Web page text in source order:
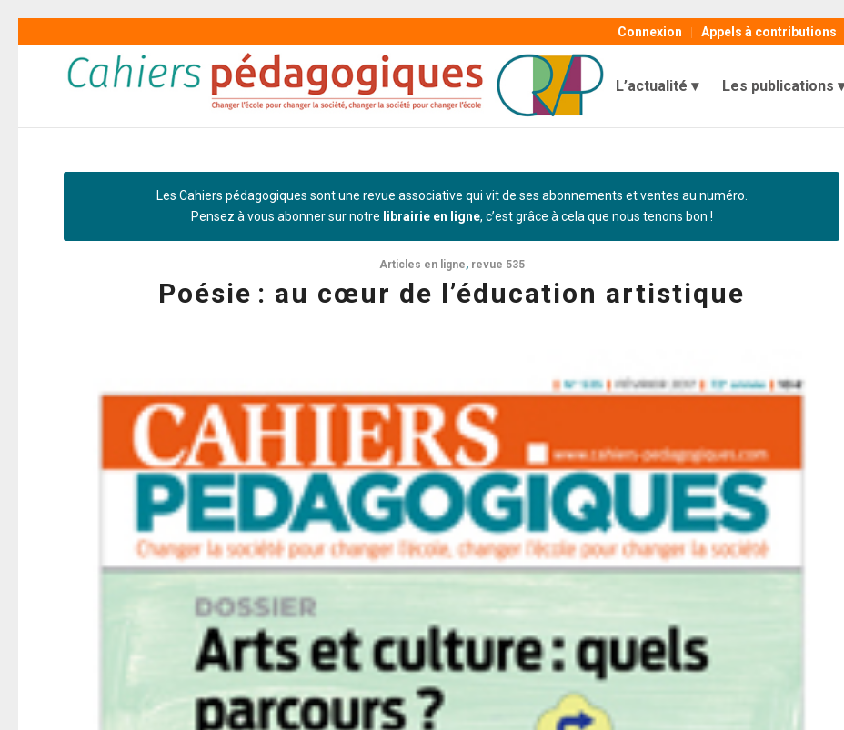
Connexion Appels à contributions
L’actualité Les publications
Les Cahiers pédagogiques sont une revue associative qui vit de ses abonnements et ventes au numéro.
Pensez à vous abonner sur notre librairie en ligne, c’est grâce à cela que nous tenons bon !
Articles en ligne, revue 535
Poésie : au cœur de l’éducation artistique